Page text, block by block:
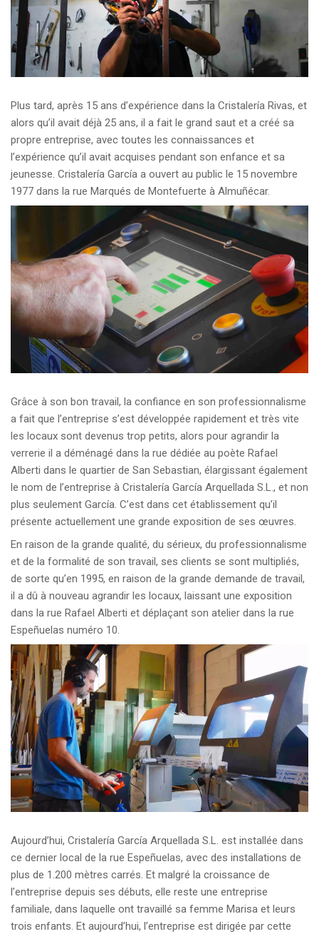
Plus tard, après 15 ans d’expérience dans la Cristalería Rivas, et
alors qu’il avait déjà 25 ans, il a fait le grand saut et a créé sa
propre entreprise, avec toutes les connaissances et
l’expérience qu’il avait acquises pendant son enfance et sa
jeunesse. Cristalería García a ouvert au public le 15 novembre
1977 dans la rue Marqués de Montefuerte à Almuñécar.
Grâce à son bon travail, la confiance en son professionnalisme
a fait que l’entreprise s’est développée rapidement et très vite
les locaux sont devenus trop petits, alors pour agrandir la
verrerie il a déménagé dans la rue dédiée au poète Rafael
Alberti dans le quartier de San Sebastian, élargissant également
le nom de l’entreprise à Cristalería García Arquellada S.L., et non
plus seulement García. C’est dans cet établissement qu’il
présente actuellement une grande exposition de ses œuvres.
En raison de la grande qualité, du sérieux, du professionnalisme
et de la formalité de son travail, ses clients se sont multipliés,
de sorte qu’en 1995, en raison de la grande demande de travail,
il a dû à nouveau agrandir les locaux, laissant une exposition
dans la rue Rafael Alberti et déplaçant son atelier dans la rue
Espeñuelas numéro 10.
Aujourd’hui, Cristalería García Arquellada S.L. est installée dans
ce dernier local de la rue Espeñuelas, avec des installations de
plus de 1.200 mètres carrés. Et malgré la croissance de
l’entreprise depuis ses débuts, elle reste une entreprise
familiale, dans laquelle ont travaillé sa femme Marisa et leurs
trois enfants. Et aujourd’hui, l’entreprise est dirigée par cette